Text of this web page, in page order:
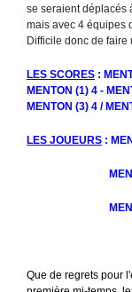
se seraient déplacés
mais avec 4 équipes
Difficile donc de faire
LES SCORES :
MENTON (1) 4 -
MENTON (3) 4 /
LES JOUEURS :
Que de regrets pour